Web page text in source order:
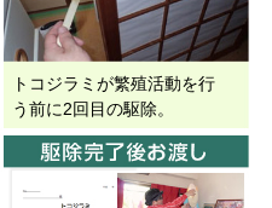
トコジラミが繁殖活動を行
う前に2回目の駆除。